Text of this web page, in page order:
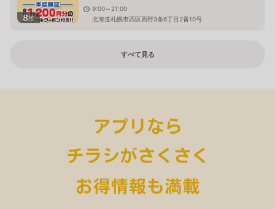
8枚
9:00～21:00
北海道札幌市西区西野3条6丁目2番10号
すべて見る